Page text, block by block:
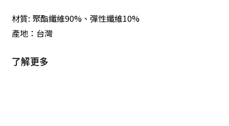
材質: 聚酯纖維90% 、彈性纖維10%
產地：台灣
了解更多